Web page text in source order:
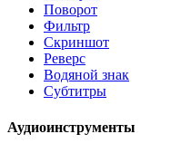
Поворот
Фильтр
Скриншот
Реверс
Водяной знак
Субтитры
Аудиоинструменты